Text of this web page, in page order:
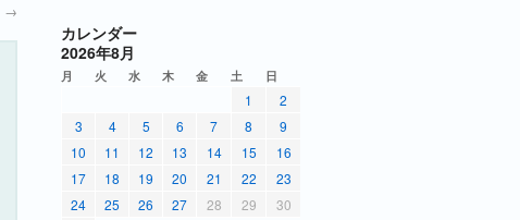
→
カレンダー
2026年8月
月 火 水 木 金 土 日
1
2
3
4 5 6 7 8
9
10
11 12 13 14 15
16
17
18 19 20 21 22
23
24
25 26 27 28 29
30